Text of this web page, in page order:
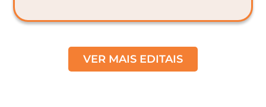
VER MAIS EDITAIS